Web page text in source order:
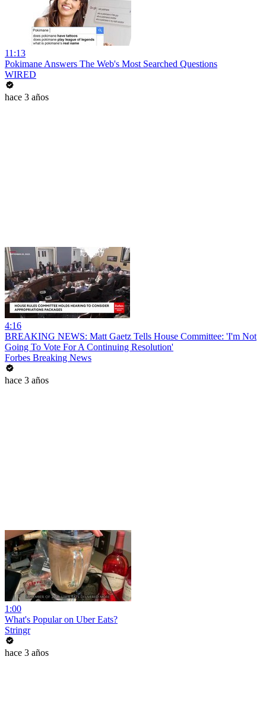
11:13
Pokimane Answers The Web's Most Searched Questions
WIRED
hace 3 años
4:16
BREAKING NEWS: Matt Gaetz Tells House Committee: 'I'm Not
Going To Vote For A Continuing Resolution'
Forbes Breaking News
hace 3 años
1:00
What's Popular on Uber Eats?
Stringr
hace 3 años